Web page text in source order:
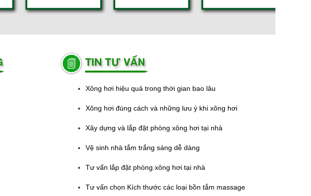
Xông hơi hiệu quả trong thời gian bao lâu
Xông hơi đúng cách và những lưu ý khi xông hơi
Xây dựng và lắp đặt phòng xông hơi tại nhà
Vệ sinh nhà tắm trắng sáng dễ dàng
Tư vấn lắp đặt phòng xông hơi tại nhà
Tư vấn chọn Kích thước các loại bồn tắm massage